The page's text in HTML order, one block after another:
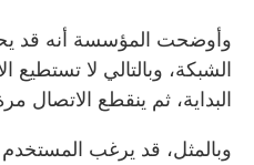
وأوضحت المؤسسة أنه قد
الشبكة، وبالتالي لا
البداية، ثم ينقطع الاتصال
وبالمثل، قد يرغب